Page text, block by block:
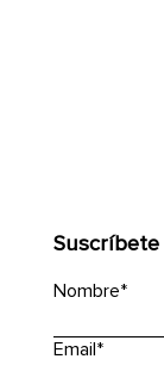
Suscríbete
Nombre*
Email*